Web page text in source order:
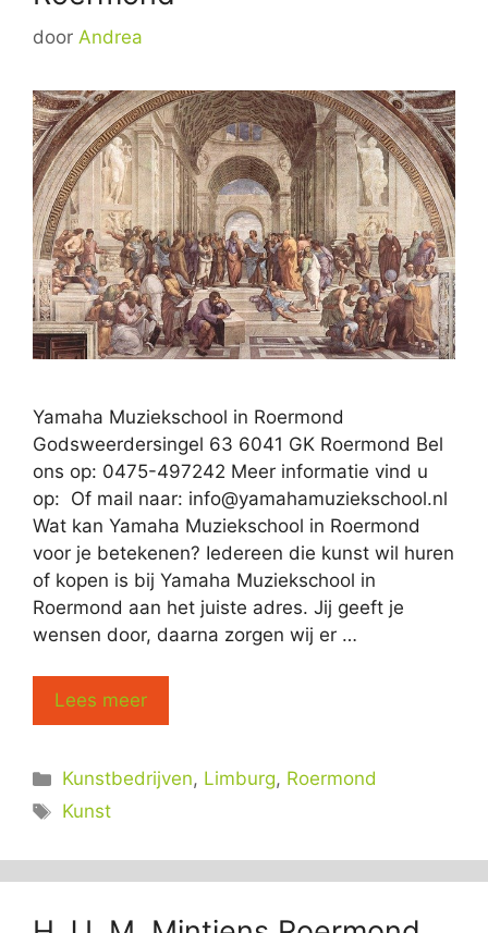
door Andrea
Yamaha Muziekschool in Roermond
Godsweerdersingel 63 6041 GK Roermond Bel
ons op: 0475-497242 Meer informatie vind u
op: Of mail naar: info@yamahamuziekschool.nl
Wat kan Yamaha Muziekschool in Roermond
voor je betekenen? Iedereen die kunst wil huren
of kopen is bij Yamaha Muziekschool in
Roermond aan het juiste adres. Jij geeft je
wensen door, daarna zorgen wij er …
Lees meer
Categorieën
Kunstbedrijven, Limburg, Roermond
Tags
Kunst